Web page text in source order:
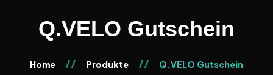
Q.VELO Gutschein
Home Produkte Q.VELO Gutschein